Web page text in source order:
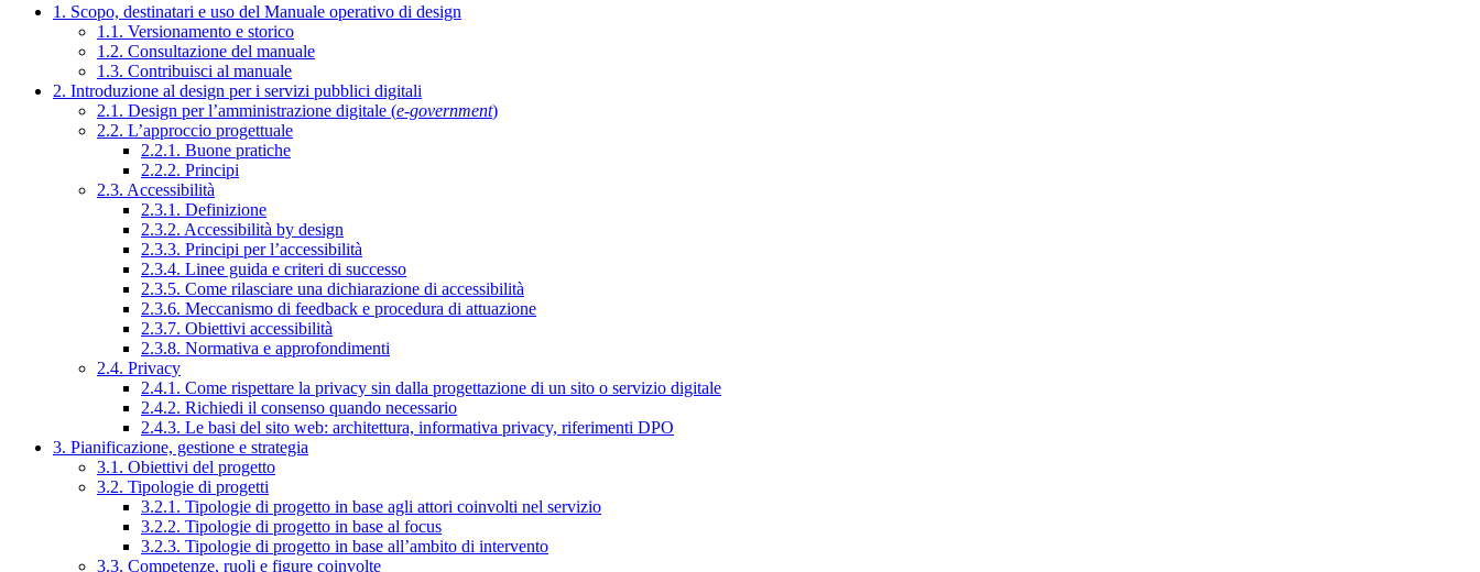
1. Scopo, destinatari e uso del Manuale operativo di design
1.1. Versionamento e storico
1.2. Consultazione del manuale
1.3. Contribuisci al manuale
2. Introduzione al design per i servizi pubblici digitali
2.1. Design per l’amministrazione digitale (e-government)
2.2. L’approccio progettuale
2.2.1. Buone pratiche
2.2.2. Principi
2.3. Accessibilità
2.3.1. Definizione
2.3.2. Accessibilità by design
2.3.3. Principi per l’accessibilità
2.3.4. Linee guida e criteri di successo
2.3.5. Come rilasciare una dichiarazione di accessibilità
2.3.6. Meccanismo di feedback e procedura di attuazione
2.3.7. Obiettivi accessibilità
2.3.8. Normativa e approfondimenti
2.4. Privacy
2.4.1. Come rispettare la privacy sin dalla progettazione di un sito o servizio digitale
2.4.2. Richiedi il consenso quando necessario
2.4.3. Le basi del sito web: architettura, informativa privacy, riferimenti DPO
3. Pianificazione, gestione e strategia
3.1. Obiettivi del progetto
3.2. Tipologie di progetti
3.2.1. Tipologie di progetto in base agli attori coinvolti nel servizio
3.2.2. Tipologie di progetto in base al focus
3.2.3. Tipologie di progetto in base all’ambito di intervento
3.3. Competenze, ruoli e figure coinvolte